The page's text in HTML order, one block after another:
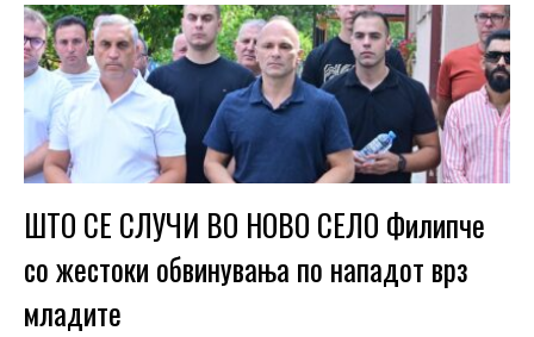
ШТО СЕ СЛУЧИ ВО НОВО СЕЛО Филипче
со жестоки обвинувања по нападот врз
младите